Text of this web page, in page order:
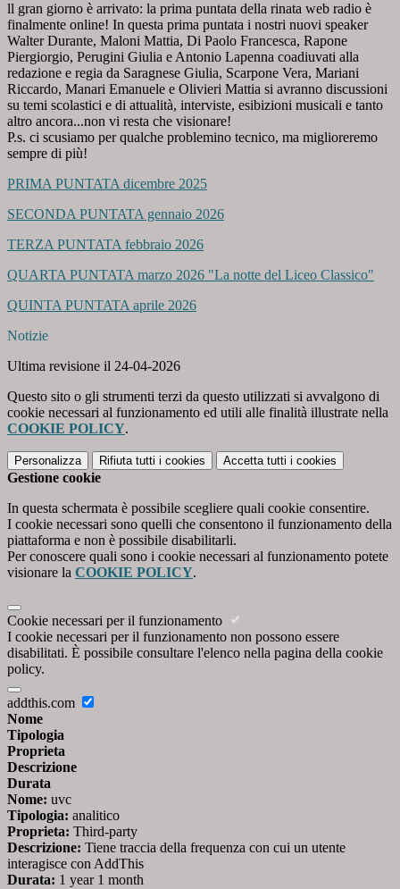
ll gran giorno è arrivato: la prima puntata della rinata web radio è
finalmente online! In questa prima puntata i nostri nuovi speaker
Walter Durante, Maloni Mattia, Di Paolo Francesca, Rapone
Piergiorgio, Perugini Giulia e Antonio Lapenna coadiuvati alla
redazione e regia da Saragnese Giulia, Scarpone Vera, Mariani
Riccardo, Manari Emanuele e Olivieri Mattia si avranno discussioni
su temi scolastici e di attualità, interviste, esibizioni musicali e tanto
altro ancora...non vi resta che visionare!
P.s. ci scusiamo per qualche problemino tecnico, ma miglioreremo
sempre di più!
PRIMA PUNTATA dicembre 2025
SECONDA PUNTATA gennaio 2026
TERZA PUNTATA febbraio 2026
QUARTA PUNTATA marzo 2026 "La notte del Liceo Classico"
QUINTA PUNTATA aprile 2026
Notizie
Ultima revisione il 24-04-2026
Questo sito o gli strumenti terzi da questo utilizzati si avvalgono di
cookie necessari al funzionamento ed utili alle finalità illustrate nella
COOKIE POLICY.
Personalizza Rifiuta tutti i cookies Accetta tutti i cookies
Gestione cookie
In questa schermata è possibile scegliere quali cookie consentire.
I cookie necessari sono quelli che consentono il funzionamento della
piattaforma e non è possibile disabilitarli.
Per conoscere quali sono i cookie necessari al funzionamento potete
visionare la COOKIE POLICY.
Cookie necessari per il funzionamento
I cookie necessari per il funzionamento non possono essere
disabilitati. È possibile consultare l'elenco nella pagina della cookie
policy.
addthis.com
Nome
Tipologia
Proprieta
Descrizione
Durata
Nome: uvc
Tipologia: analitico
Proprieta: Third-party
Descrizione: Tiene traccia della frequenza con cui un utente
interagisce con AddThis
Durata: 1 year 1 month